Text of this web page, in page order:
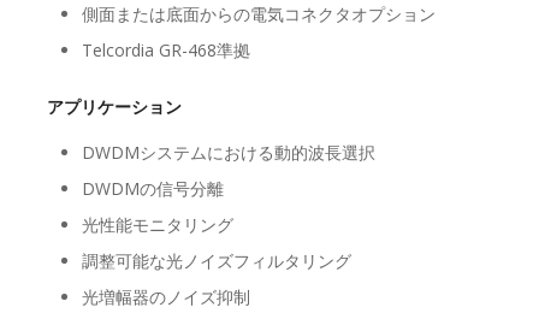
側面または底面からの電気コネクタオプション
Telcordia GR-468準拠
アプリケーション
DWDMシステムにおける動的波長選択
DWDMの信号分離
光性能モニタリング
調整可能な光ノイズフィルタリング
光増幅器のノイズ抑制